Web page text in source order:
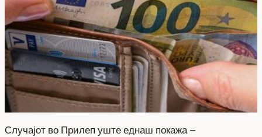
Случајот во Прилеп уште еднаш покажа –